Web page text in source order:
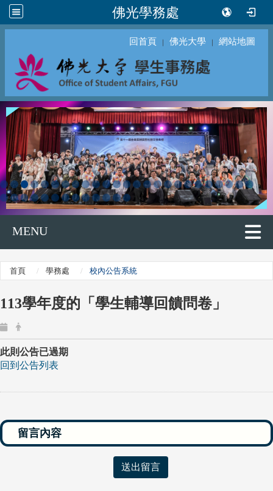
佛光學務處
回首頁 ｜ 佛光大學 ｜ 網站地圖
MENU
首頁 學務處 校內公告系統
113學年度的「學生輔導回饋問卷」
此則公告已過期
回到公告列表
送出留言